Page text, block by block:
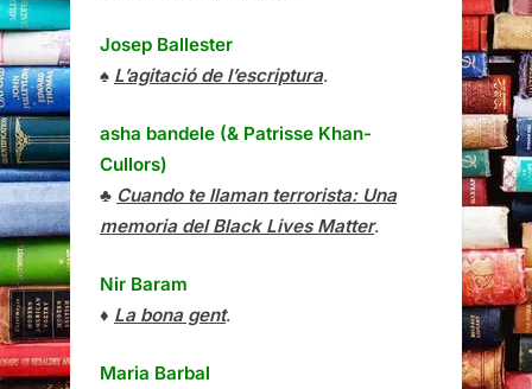
Josep Ballester
♠ L’agitació de l’escriptura.
asha bandele (& Patrisse Khan-
Cullors)
♣ Cuando te llaman terrorista: Una
memoria del Black Lives Matter.
Nir Baram
♦ La bona gent.
Maria Barbal